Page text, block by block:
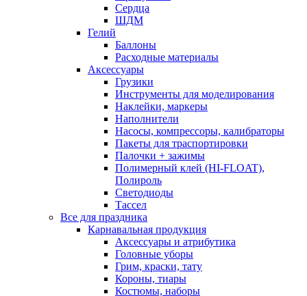
Сердца
ШДМ
Гелий
Баллоны
Расходные материалы
Аксессуары
Грузики
Инструменты для моделирования
Наклейки, маркеры
Наполнители
Насосы, компрессоры, калибраторы
Пакеты для траспортировки
Палочки + зажимы
Полимерный клей (HI-FLOAT),
Полироль
Светодиоды
Тассел
Все для праздника
Карнавальная продукция
Аксессуары и атрибутика
Головные уборы
Грим, краски, тату
Короны, тиары
Костюмы, наборы